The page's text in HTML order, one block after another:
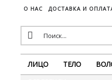
О НАС ДОСТАВКА И
ЛИЦО ТЕЛО